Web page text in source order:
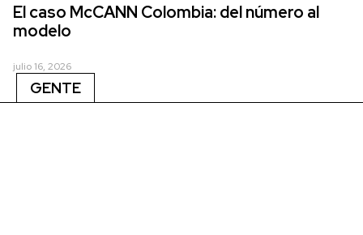
El caso McCANN Colombia: del número al
modelo
julio 16, 2026
GENTE